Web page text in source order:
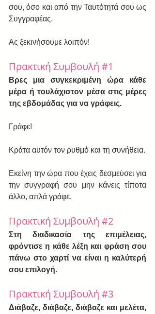
σου, όσο και από την Ταυτότητά σου ως
Συγγραφέας.
Ας ξεκινήσουμε λοιπόν!
Πρακτική Συμβουλή #1
Βρες μια συγκεκριμένη ώρα κάθε
μέρα ή τουλάχιστον μέσα στις μέρες
της εβδομάδας για να γράφεις.
Γράφε!
Κράτα αυτόν τον ρυθμό και τη συνήθεια.
Εκείνη την ώρα που έχεις δεσμεύσει για
την συγγραφή σου μην κάνεις τίποτα
άλλο, απλά γράφε.
Πρακτική Συμβουλή #2
Στη διαδικασία της επιμέλειας,
φρόντισε η κάθε λέξη και φράση σου
πάνω στο χαρτί να είναι η καλύτερή
σου επιλογή.
Πρακτική Συμβουλή #3
Διάβαζε, διάβαζε, διάβαζε και μελέτα,